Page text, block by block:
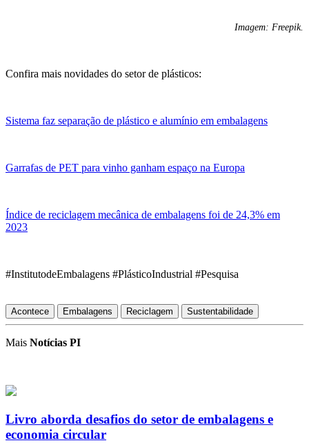
Imagem: Freepik.
Confira mais novidades do setor de plásticos:
Sistema faz separação de plástico e alumínio em embalagens
Garrafas de PET para vinho ganham espaço na Europa
Índice de reciclagem mecânica de embalagens foi de 24,3% em
2023
#InstitutodeEmbalagens #PlásticoIndustrial #Pesquisa
Acontece Embalagens Reciclagem Sustentabilidade
Mais Notícias PI
Livro aborda desafios do setor de embalagens e
economia circular